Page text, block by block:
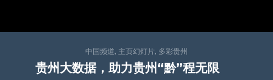
中国频道, 主页幻灯片, 多彩贵州
贵州大数据，助力贵州“黔”程无限